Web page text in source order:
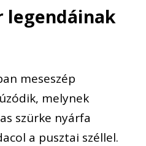
legendáinak
meseszép
melynek
szürke nyárfa
a pusztai széllel.